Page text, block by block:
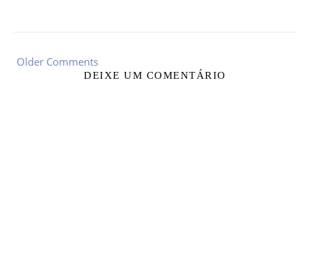
Older Comments
DEIXE UM COMENTÁRIO